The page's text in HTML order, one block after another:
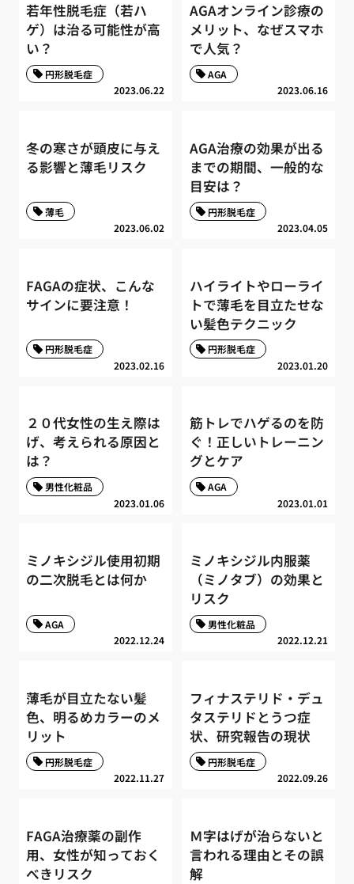
若年性脱毛症（若ハ
ゲ）は治る可能性が高
い？
2023.06.22
円形脱毛症
AGAオンライン診療の
メリット、なぜスマホ
で人気？
2023.06.16
AGA
冬の寒さが頭皮に与え
る影響と薄毛リスク
2023.06.02
薄毛
AGA治療の効果が出る
までの期間、一般的な
目安は？
2023.04.05
円形脱毛症
FAGAの症状、こんな
サインに要注意！
2023.02.16
円形脱毛症
ハイライトやローライ
トで薄毛を目立たせな
い髪色テクニック
2023.01.20
円形脱毛症
２０代女性の生え際は
げ、考えられる原因と
は？
2023.01.06
男性化粧品
筋トレでハゲるのを防
ぐ！正しいトレーニン
グとケア
2023.01.01
AGA
ミノキシジル使用初期
の二次脱毛とは何か
2022.12.24
AGA
ミノキシジル内服薬
（ミノタブ）の効果と
リスク
2022.12.21
男性化粧品
薄毛が目立たない髪
色、明るめカラーのメ
リット
2022.11.27
円形脱毛症
フィナステリド・デュ
タステリドとうつ症
状、研究報告の現状
2022.09.26
円形脱毛症
FAGA治療薬の副作
用、女性が知っておく
べきリスク
Ｍ字はげが治らないと
言われる理由とその誤
解